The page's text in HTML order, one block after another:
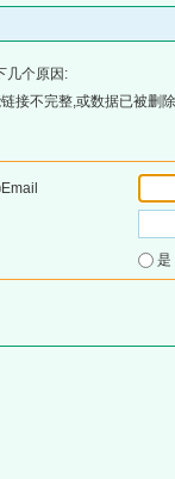
几个原因:
接不完整,或数据已被删
Email